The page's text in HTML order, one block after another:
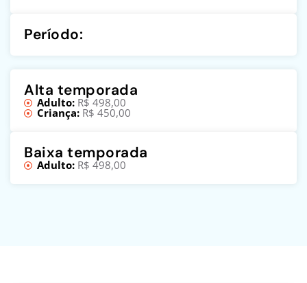
Período:
Alta temporada
Adulto: R$ 498,00
Criança: R$ 450,00
Baixa temporada
Adulto: R$ 498,00